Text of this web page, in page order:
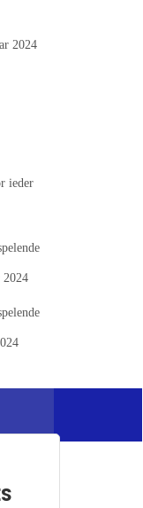
2024
ieder
2024